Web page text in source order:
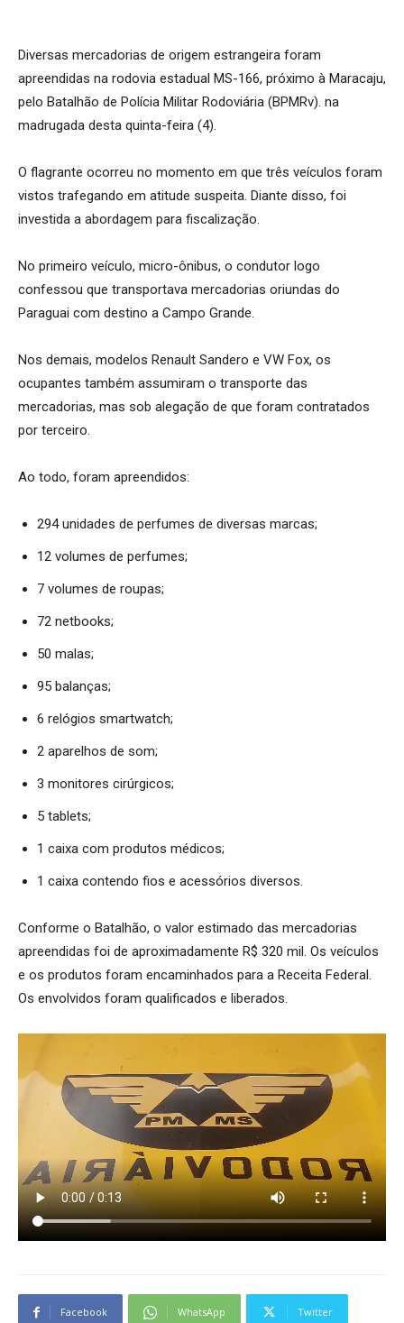
Diversas mercadorias de origem estrangeira foram
apreendidas na rodovia estadual MS-166, próximo à Maracaju,
pelo Batalhão de Polícia Militar Rodoviária (BPMRv). na
madrugada desta quinta-feira (4).
O flagrante ocorreu no momento em que três veículos foram
vistos trafegando em atitude suspeita. Diante disso, foi
investida a abordagem para fiscalização.
No primeiro veículo, micro-ônibus, o condutor logo
confessou que transportava mercadorias oriundas do
Paraguai com destino a Campo Grande.
Nos demais, modelos Renault Sandero e VW Fox, os
ocupantes também assumiram o transporte das
mercadorias, mas sob alegação de que foram contratados
por terceiro.
Ao todo, foram apreendidos:
294 unidades de perfumes de diversas marcas;
12 volumes de perfumes;
7 volumes de roupas;
72 netbooks;
50 malas;
95 balanças;
6 relógios smartwatch;
2 aparelhos de som;
3 monitores cirúrgicos;
5 tablets;
1 caixa com produtos médicos;
1 caixa contendo fios e acessórios diversos.
Conforme o Batalhão, o valor estimado das mercadorias
apreendidas foi de aproximadamente R$ 320 mil. Os veículos
e os produtos foram encaminhados para a Receita Federal.
Os envolvidos foram qualificados e liberados.
Facebook WhatsApp Twitter